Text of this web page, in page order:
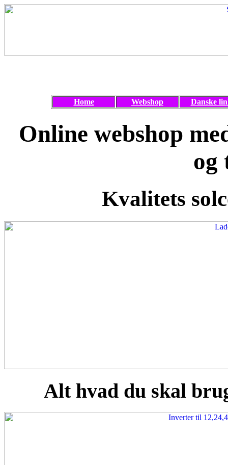
Home Webshop Danske
Online webshop
og
Kvalitets
Alt hvad du skal